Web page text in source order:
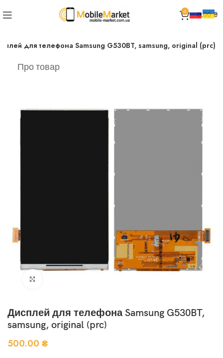
0 0.00₴
для телефона Samsung G530BT, samsung, original (prc)
Про товар
Дисплей для телефона Samsung G530BT,
samsung, original (prc)
500.00 ₴